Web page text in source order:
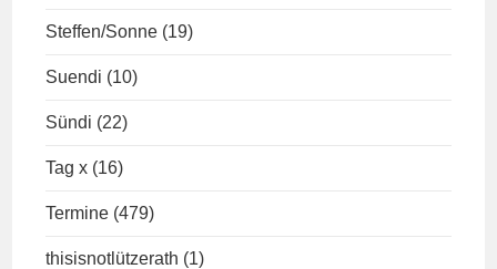
Steffen/Sonne (19)
Suendi (10)
Sündi (22)
Tag x (16)
Termine (479)
thisisnotlützerath (1)